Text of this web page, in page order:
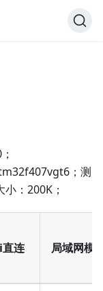
；测
：200K；
连 局域网模